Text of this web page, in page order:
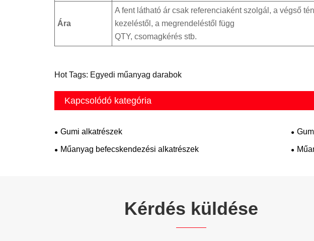
Ára
A fent látható ár csak referenciaként szolgál, a végső
kezeléstől, a megrendeléstől függ
QTY, csomagkérés stb.
Hot Tags: Egyedi műanyag darabok
Kapcsolódó kategória
Gumi alkatrészek
Műanyag befecskendezési alkatrészek
Kérdés küldése